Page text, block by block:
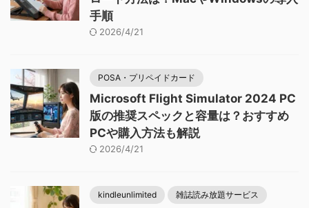
手順
2026/4/21
POSA・プリペイドカード
Microsoft Flight Simulator 2024 PC
版の推奨スペックと容量は？おすすめ
PCや購入方法も解説
2026/4/21
kindleunlimited 雑誌読み放題サービス